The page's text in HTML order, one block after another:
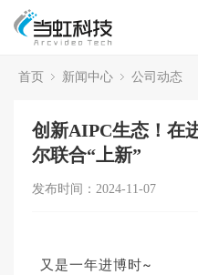
首页 新闻中心 公司动态
创新AIPC生态！在
尔联合“上新”
发布时间：2024-11-07
又是一年进博时~